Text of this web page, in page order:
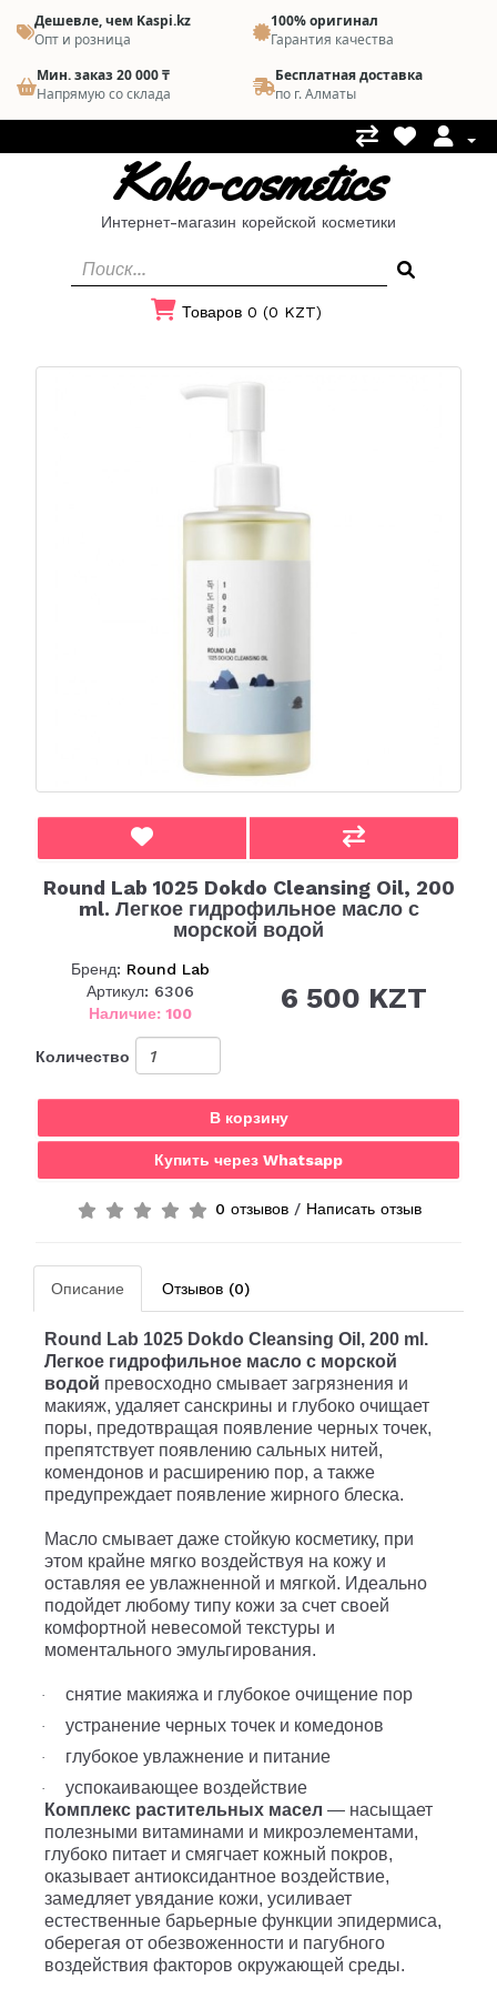
Дешевле, чем Kaspi.kz
Опт и розница
100% оригинал
Гарантия качества
Мин. заказ 20 000 ₸
Напрямую со склада
Бесплатная доставка
по г. Алматы
Koko-cosmetics
Интернет-магазин корейской косметики
Товаров 0 (0 KZT)
Round Lab 1025 Dokdo Cleansing Oil, 200
ml. Легкое гидрофильное масло с
морской водой
Бренд: Round Lab
Артикул: 6306
Наличие: 100
6 500 KZT
Количество
В корзину
Купить через Whatsapp
0 отзывов/ Написать отзыв
Описание Отзывов (0)
Round Lab 1025 Dokdo Cleansing Oil, 200 ml.
Легкое гидрофильное масло с морской
водой превосходно смывает загрязнения и
макияж, удаляет санскрины и глубоко очищает
поры, предотвращая появление черных точек,
препятствует появлению сальных нитей,
комендонов и расширению пор, а также
предупреждает появление жирного блеска.
Масло смывает даже стойкую косметику, при
этом крайне мягко воздействуя на кожу и
оставляя ее увлажненной и мягкой. Идеально
подойдет любому типу кожи за счет своей
комфортной невесомой текстуры и
моментального эмульгирования.
· снятие макияжа и глубокое очищение пор
· устранение черных точек и комедонов
· глубокое увлажнение и питание
·
успокаивающее воздействие
Комплекс растительных масел — насыщает
полезными витаминами и микроэлементами,
глубоко питает и смягчает кожный покров,
оказывает антиоксидантное воздействие,
замедляет увядание кожи, усиливает
естественные барьерные функции эпидермиса,
оберегая от обезвоженности и пагубного
воздействия факторов окружающей среды.